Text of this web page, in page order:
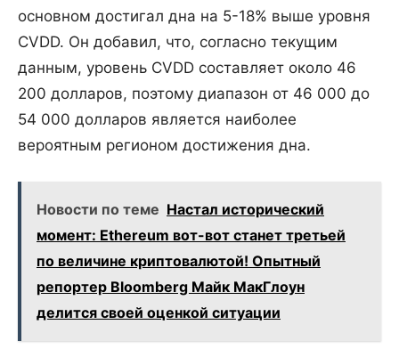
основном достигал дна на 5-18% выше уровня
CVDD. Он добавил, что, согласно текущим
данным, уровень CVDD составляет около 46
200 долларов, поэтому диапазон от 46 000 до
54 000 долларов является наиболее
вероятным регионом достижения дна.
Новости по теме Настал исторический
момент: Ethereum вот-вот станет третьей
по величине криптовалютой! Опытный
репортер Bloomberg Майк МакГлоун
делится своей оценкой ситуации